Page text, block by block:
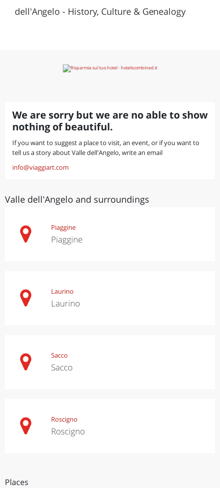
dell'Angelo - History, Culture & Genealogy
We are sorry but we are no able to show
nothing of beautiful.
If you want to suggest a place to visit, an event, or if you want to
tell us a story about Valle dell'Angelo, write an email
info@viaggiart.com
Valle dell'Angelo and surroundings
Piaggine
Piaggine
Laurino
Laurino
Sacco
Sacco
Roscigno
Roscigno
Places